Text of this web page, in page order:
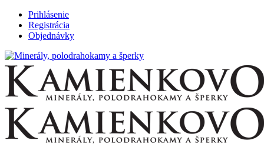
Prihlásenie
Registrácia
Objednávky